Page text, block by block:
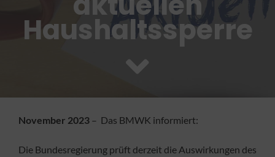
FACHBETRIEB
Jobs
Haushaltssperre
November 2023– Das BMWK informiert:
Die Bundesregierung prüft derzeit die Auswirkungen des